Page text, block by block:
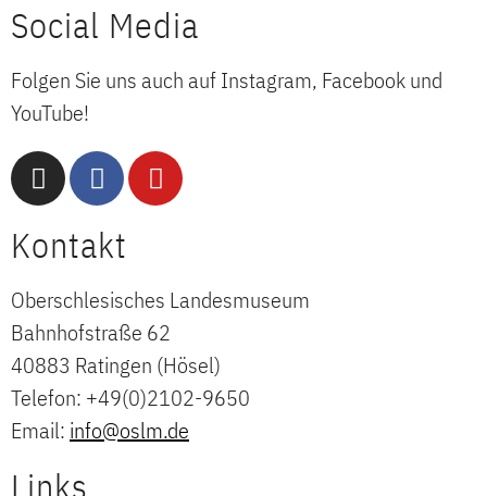
Social Media
Folgen Sie uns auch auf Instagram, Facebook und
YouTube!
Kontakt
Oberschlesisches Landesmuseum
Bahnhofstraße 62
40883 Ratingen (Hösel)
Telefon: +49(0)2102-9650
Email: info@oslm.de
Links